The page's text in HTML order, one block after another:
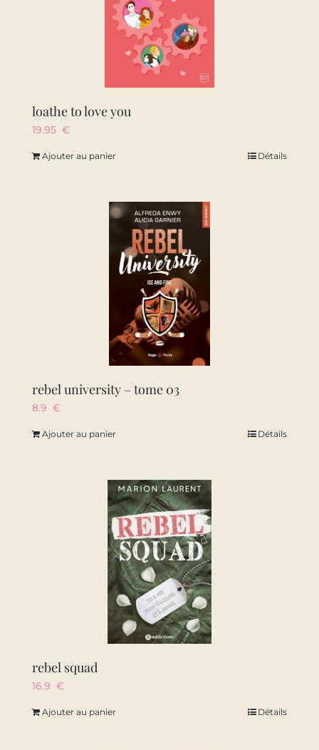
loathe to love you
19.95 €
Ajouter au panier Détails
rebel university – tome 03
8.9 €
Ajouter au panier Détails
rebel squad
16.9 €
Ajouter au panier Détails